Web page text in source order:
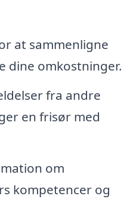
at sammenligne
dine omkostninger.
fra andre
en frisør med
om
kompetencer og